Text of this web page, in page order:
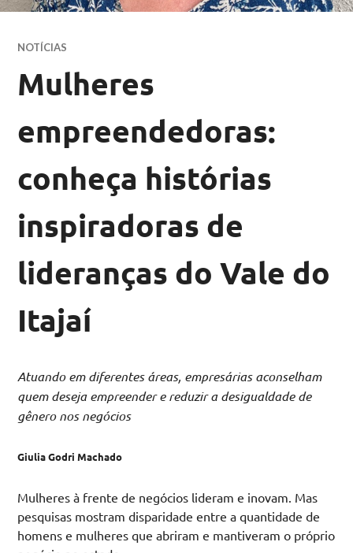
NOTÍCIAS
Mulheres
empreendedoras:
conheça histórias
inspiradoras de
lideranças do Vale do
Itajaí
Atuando em diferentes áreas, empresárias aconselham
quem deseja empreender e reduzir a desigualdade de
gênero nos negócios
Giulia Godri Machado
Mulheres à frente de negócios lideram e inovam. Mas
pesquisas mostram disparidade entre a quantidade de
homens e mulheres que abriram e mantiveram o próprio